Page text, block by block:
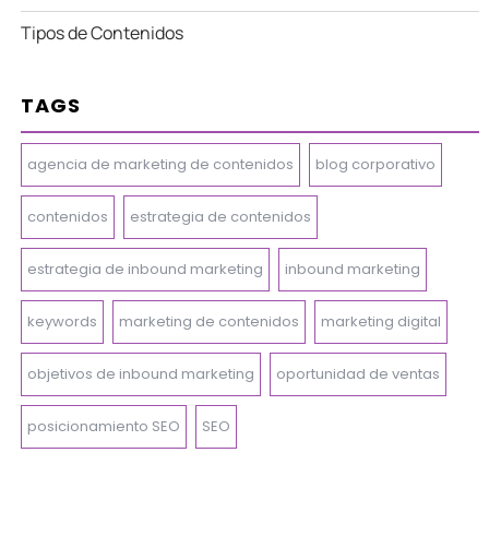
Tipos de Contenidos
TAGS
agencia de marketing de contenidos blog corporativo
contenidos estrategia de contenidos
estrategia de inbound marketing inbound marketing
keywords marketing de contenidos marketing digital
objetivos de inbound marketing oportunidad de ventas
posicionamiento SEO SEO